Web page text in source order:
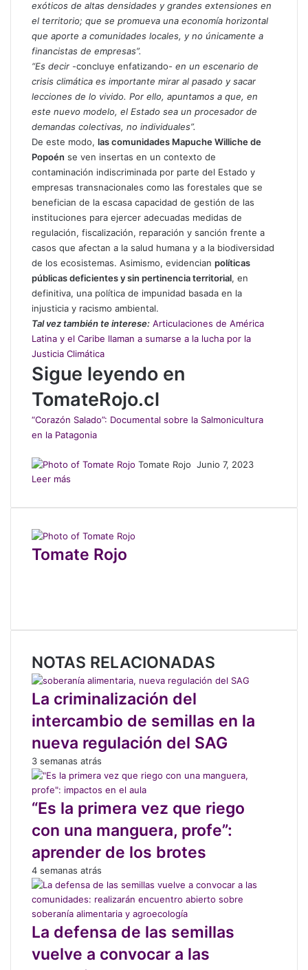
exóticos de altas densidades y grandes extensiones en
el territorio; que se promueva una economía horizontal
que aporte a comunidades locales, y no únicamente a
financistas de empresas”.
“Es decir -concluye enfatizando- en un escenario de
crisis climática es importante mirar al pasado y sacar
lecciones de lo vivido. Por ello, apuntamos a que, en
este nuevo modelo, el Estado sea un procesador de
demandas colectivas, no individuales”.
De este modo, las comunidades Mapuche Williche de
Popoén se ven insertas en un contexto de
contaminación indiscriminada por parte del Estado y
empresas transnacionales como las forestales que se
benefician de la escasa capacidad de gestión de las
instituciones para ejercer adecuadas medidas de
regulación, fiscalización, reparación y sanción frente a
casos que afectan a la salud humana y a la biodiversidad
de los ecosistemas. Asimismo, evidencian políticas
públicas deficientes y sin pertinencia territorial, en
definitiva, una política de impunidad basada en la
injusticia y racismo ambiental.
Tal vez también te interese: Articulaciones de América
Latina y el Caribe llaman a sumarse a la lucha por la
Justicia Climática
Sigue leyendo en
TomateRojo.cl
“Corazón Salado”: Documental sobre la Salmonicultura
en la Patagonia
Tomate Rojo F
l
Junio 7, 2023
Leer más
Tomate Rojo
b
o
k
s
a
g
r
a
m
NOTAS RELACIONADAS
La criminalización del
intercambio de semillas en la
nueva regulación del SAG
3 semanas atrás
“Es la primera vez que riego
con una manguera, profe”:
aprender de los brotes
4 semanas atrás
La defensa de las semillas
vuelve a convocar a las